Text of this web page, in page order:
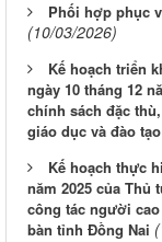
Phối hợp phục
(10/03/2026)
Kế hoạch triển
ngày 10 tháng 12
chính sách đặc
giáo dục và đào tạo
Kế hoạch thực
năm 2025 của
công tác người
bàn tỉnh Đồng Nai